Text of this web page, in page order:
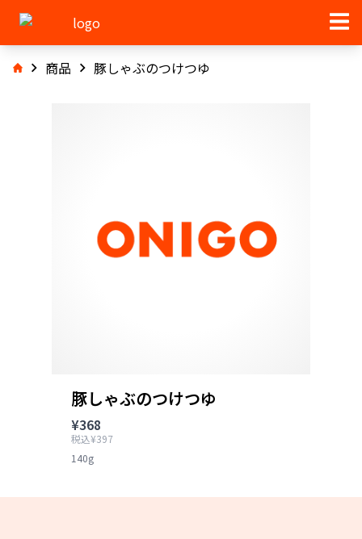
商品 豚しゃぶのつけつゆ
豚しゃぶのつけつゆ
¥368
税込¥397
140g